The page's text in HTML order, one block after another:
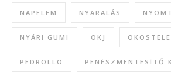
NAPELEM NYARALÁS
NYÁRI GUMI OKJ
PEDROLLO PENÉSZMENTESÍTŐ